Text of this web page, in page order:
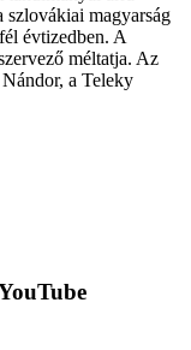
szlovákiai magyarság
évtizedben. A
méltatja. Az
a Teleky